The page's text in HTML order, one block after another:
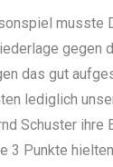
musste
gegen
das gut
lediglich
Schuster ihre
3 Punkte